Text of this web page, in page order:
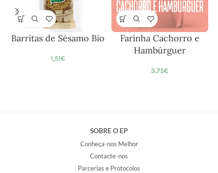
Barritas de Sésamo Bio
1,51€
Farinha Cachorro e
Hambúrguer
3,75€
SOBRE O EP
Conheça-nos Melhor
Contacte-nos
Parcerias e Protocolos